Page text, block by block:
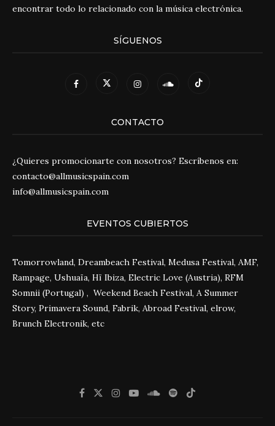
encontrar todo lo relacionado con la música electrónica.
SÍGUENOS
CONTACTO
¿Quieres promocionarte con nosotros? Escríbenos en:
contacto@allmusicspain.com
info@allmusicspain.com
EVENTOS CUBIERTOS
Tomorrowland, Dreambeach Festival, Medusa Festival, AMF,
Rampage, Ushuaïa, Hï Ibiza, Electric Love (Austria), RFM
Somnii (Portugal) , Weekend Beach Festival, A Summer
Story, Primavera Sound, Fabrik, Abroad Festival, elrow,
Brunch Electronik, etc